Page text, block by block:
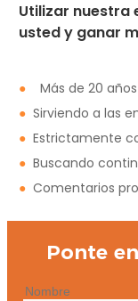
Utilizar nuestra
usted y ganar
●
Más de 20
●Sirviendo a las
●Estrictamente
●Buscando
●Comentarios
Ponte